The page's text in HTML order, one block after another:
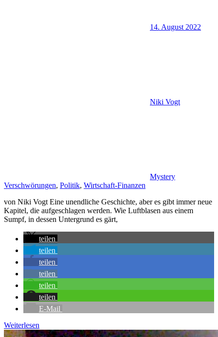
14. August 2022
Niki Vogt
Mystery
Verschwörungen, Politik, Wirtschaft-Finanzen
von Niki Vogt Eine unendliche Geschichte, aber es gibt immer neue
Kapitel, die aufgeschlagen werden. Wie Luftblasen aus einem
Sumpf, in dessen Untergrund es gärt,
teilen
teilen
teilen
teilen
teilen
teilen
E-Mail
Weiterlesen